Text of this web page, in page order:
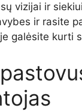
vizijai ir
ir rasite
galėsite kurti